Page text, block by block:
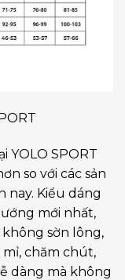
YOLO SPORT
so với các sản
Kiểu dáng
mới nhất,
sờn lông,
chăm chút,
dàng mà không